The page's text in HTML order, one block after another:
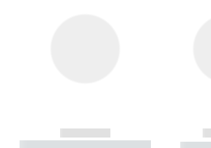
------------
----------- ----------- --------